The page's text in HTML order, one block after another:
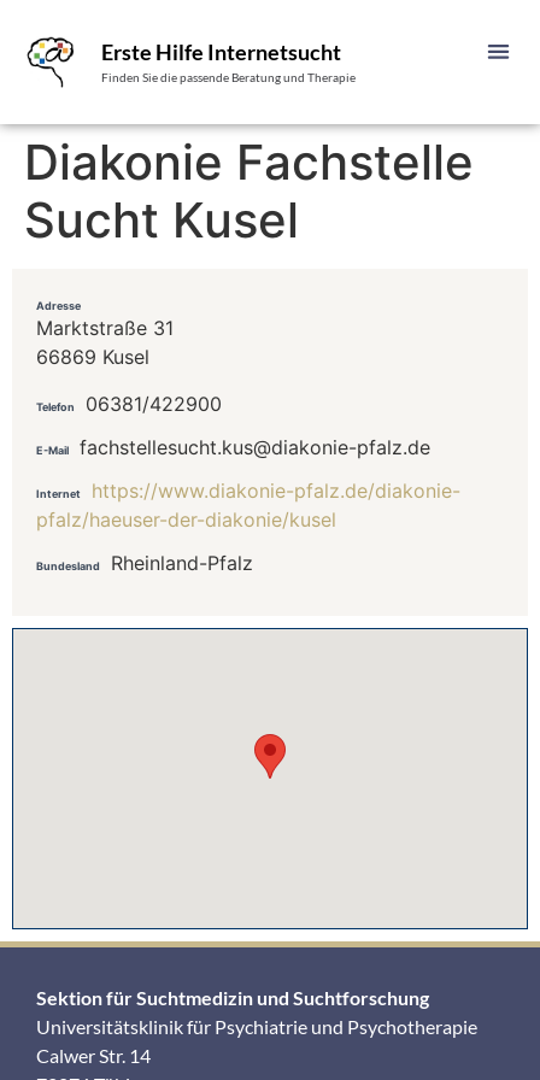
Erste Hilfe Internetsucht
Finden Sie die passende Beratung und Therapie
Diakonie Fachstelle
Sucht Kusel
Adresse
Marktstraße 31
66869 Kusel
Telefon 06381/422900
E-Mail fachstellesucht.kus@diakonie-pfalz.de
Internet
https://www.diakonie-pfalz.de/diakonie-
pfalz/haeuser-der-diakonie/kusel
Bundesland Rheinland-Pfalz
Sektion für Suchtmedizin und Suchtforschung
Universitätsklinik für Psychiatrie und Psychotherapie
Calwer Str. 14